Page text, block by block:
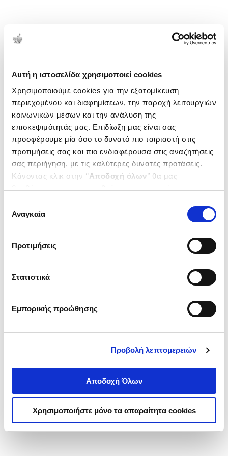
Αυτή η ιστοσελίδα χρησιμοποιεί cookies
Χρησιμοποιούμε cookies για την εξατομίκευση
περιεχομένου και διαφημίσεων, την παροχή λειτουργιών
κοινωνικών μέσων και την ανάλυση της
επισκεψιμότητάς μας. Επιδίωξη μας είναι σας
προσφέρουμε μία όσο το δυνατό πιο ταιριαστή στις
προτιμήσεις σας και πιο ενδιαφέρουσα στις αναζητήσεις
σας περιήγηση, με τις καλύτερες δυνατές προτάσεις.
Κάνοντας κλικ στην ‘’Αποδοχή όλων’’ θα μας
ενδιαφέρουν και να επιλέξετε από τα παρακάτω με την
΄΄και να ενημερωθείτε σχετικά με
συγκατάθεσης
Αναγκαία
Προτιμήσεις
Στατιστικά
Εμπορικής προώθησης
Προβολή λεπτομερειών
Αποδοχή Όλων
Χρησιμοποιήστε μόνο τα απαραίτητα cookies